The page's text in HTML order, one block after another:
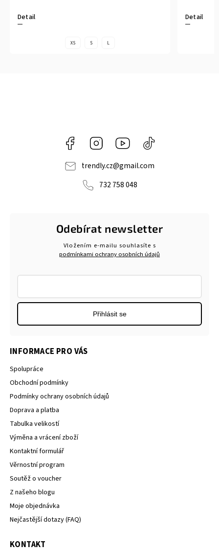
Detail
XS S L
Detail
Facebook Instagram https://www.youtube.com/
navlnetrendu5284
trendly.cz@gmail.com
732 758 048
INFORMACE PRO VÁS
Spolupráce
Obchodní podmínky
Podmínky ochrany osobních údajů
Doprava a platba
Tabulka velikostí
Výměna a vrácení zboží
Kontaktní formulář
Věrnostní program
Soutěž o voucher
Z našeho blogu
Moje objednávka
Nejčastější dotazy (FAQ)
Odebírat newsletter
Vložením e-mailu souhlasíte s
podmínkami ochrany osobních údajů
Přihlásit se
KONTAKT